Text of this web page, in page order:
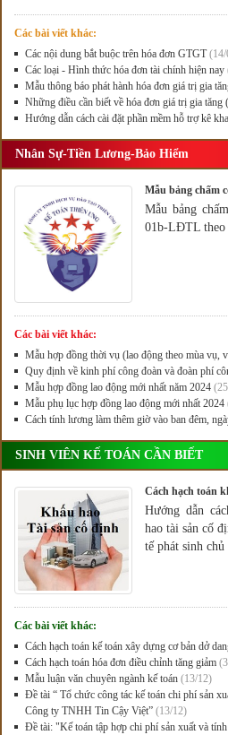
Các bài viết khác:
Các nội dung bắt buộc trên hóa đơn GTGT
Các loại - Hình thức hóa đơn tài chính hiện nay
Mẫu thông báo phát hành hóa đơn giá trị gia
Những điều cần biết về hóa đơn giá trị gia tăng
Hướng dẫn cách cài đặt phần mềm hỗ trợ kê
Nhân Sự-Tiền Lương-Bảo Hiểm
Mẫu bảng chấm
Mẫu bảng
01b-LĐTL theo
Các bài viết khác:
Mẫu hợp đồng thời vụ (lao động theo mùa vụ,
Quy định về kinh phí công đoàn và đoàn phí
Mẫu hợp đồng lao động mới nhất năm 2024
Mẫu phụ lục hợp đồng lao động mới nhất 2024
Cách tính lương làm thêm giờ vào ban đêm,
SINH VIÊN KẾ TOÁN CẦN BIẾT
Cách hạch toán
Hướng dẫn
hao tài sản cố
tế phát sinh chủ
Các bài viết khác:
Cách hạch toán kế toán xây dựng cơ bản dở
Cách hạch toán hóa đơn điều chỉnh tăng giảm
Mẫu luận văn chuyên ngành kế toán (13/12)
Đề tài “ Tổ chức công tác kế toán chi phí sản
Công ty TNHH Tin Cậy Việt” (13/12)
Đề tài: "Kế toán tập hợp chi phí sản xuất và